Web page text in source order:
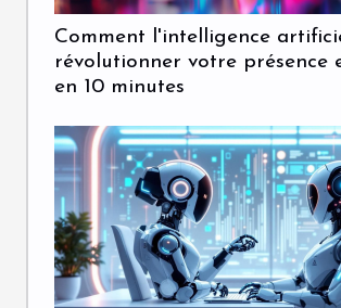
Comment l'intelligence
révolutionner votre présence
en 10 minutes